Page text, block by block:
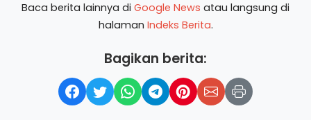
Baca berita lainnya di Google News atau langsung di
halaman Indeks Berita.
Bagikan berita: